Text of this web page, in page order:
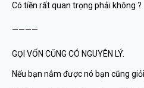
Có tiền rất quan trọng phải không ?
————
GỌI VỐN CŨNG CÓ NGUYÊN LÝ.
Nếu bạn nắm được nó bạn cũng